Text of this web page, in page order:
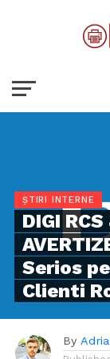
ȘTIRI INTERNE
DIGI
Serios
Clienti
By